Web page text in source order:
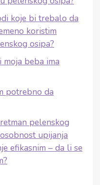
koje bi trebalo da
koristim
osipa?
beba ima
potrebno da
pelenskog
upijanja
efikasnim – da li se